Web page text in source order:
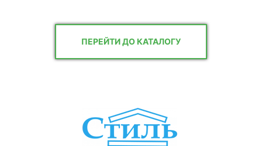
ПЕРЕЙТИ ДО КАТАЛОГУ